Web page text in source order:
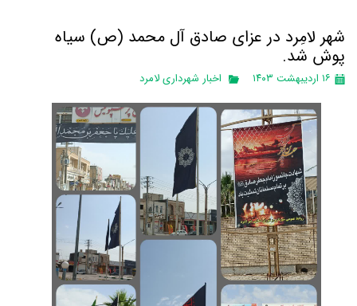
شهر لامِرد در عزای صادق آل محمد (ص) سیاه
پوش شد.
۱۶ اردیبهشت ۱۴۰۳ اخبار شهرداری لامرد